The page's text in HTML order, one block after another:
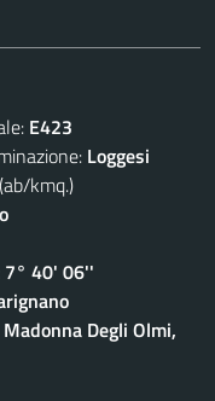
E423
Loggesi
(ab/kmq.)
7° 40' 06''
Degli Olmi,